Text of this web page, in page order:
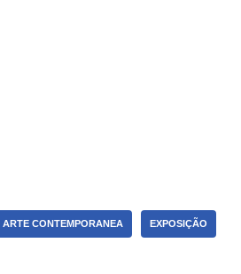
ARTE CONTEMPORANEA EXPOSIÇÃO